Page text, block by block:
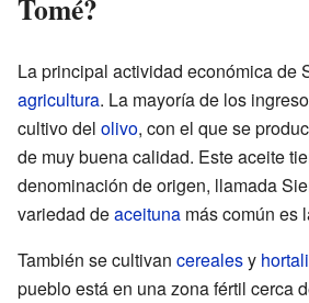
Tomé?
La principal actividad económica de
agricultura. La mayoría de los
cultivo del olivo, con el que se
de muy buena calidad. Este aceite
denominación de origen, llamada
variedad deaceituna más común es
También se cultivan cerealesy
pueblo está en una zona fértil cerca